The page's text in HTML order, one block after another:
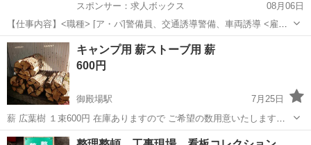
スポンサー：求人ボックス
08月06日
【仕事内容】<職種> [ア・パ]警備員、交通誘導警備、車両誘導 <雇用
形態> アルバイト・パート <給与> [ア・パ]日給11,000円～ 交通費:一
部支給 規定あり 入社祝い金 5万円支給!/ 友人紹介料 5万円支給!/ 規定
あ...
アルバイト・パート
キャンプ用 薪ストーブ用 薪
600円
御殿場駅
7月25日
薪 広葉樹 １束600円 在庫ありますので ご希望の数用意いたします。
針葉樹の薪もあります。
静岡 御殿場市 御殿場駅 その他 針葉樹